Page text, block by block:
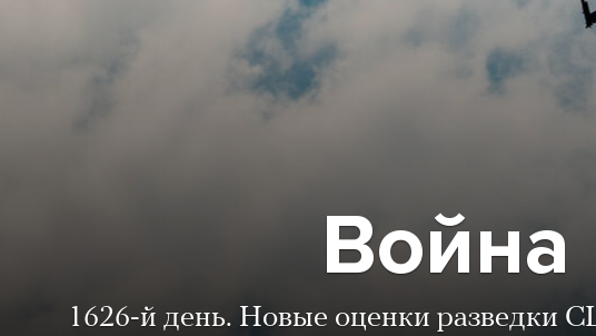
Война
1626-й день. Новые оценки разведки